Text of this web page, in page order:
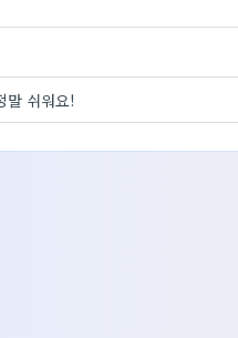
말 쉬워요!